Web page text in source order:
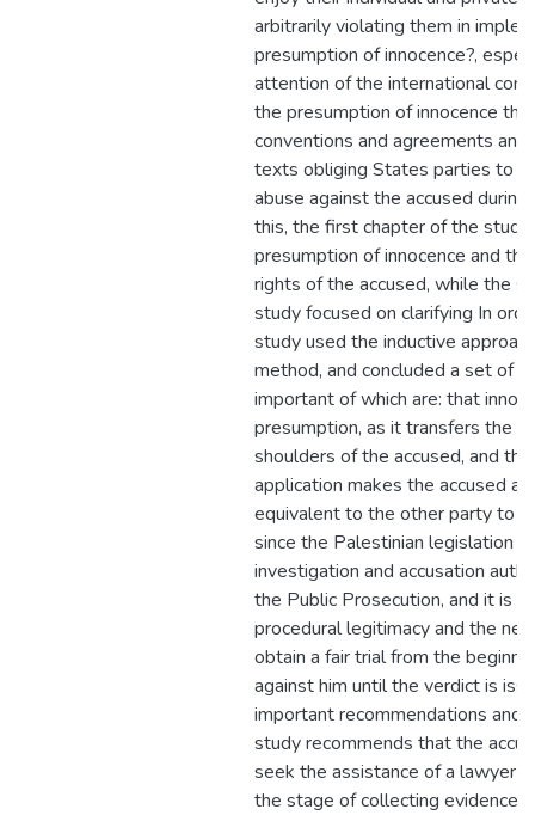
arbitrarily violating them in
presumption of innocence?,
attention of the international
the presumption of innocence
conventions and agreements
texts obliging States parties to
abuse against the accused
this, the first chapter of the
presumption of innocence and
rights of the accused, while the
study focused on clarifying In
study used the inductive
method, and concluded a set of
important of which are: that
presumption, as it transfers the
shoulders of the accused, and
application makes the accused a
equivalent to the other party to
since the Palestinian legislation
investigation and accusation
the Public Prosecution, and it is
procedural legitimacy and the
obtain a fair trial from the
against him until the verdict is
important recommendations and
study recommends that the
seek the assistance of a lawyer
the stage of collecting evidence,